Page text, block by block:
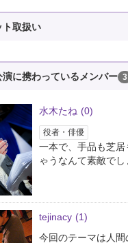
ト取扱い
演に携わっているメンバー 3
水木たね (0)
役者・俳優
一本で、手品も芝居
ゃうなんて素敵でし
tejinacy (1)
今回のテーマは人